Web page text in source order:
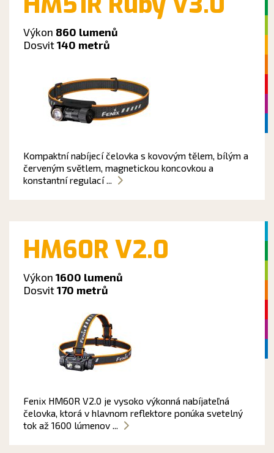
Výkon 860 lumenů
Dosvit140 metrů
Kompaktní nabíjecí čelovka s kovovým tělem, bílým a
červeným světlem, magnetickou koncovkou a
konstantní regulací ...
HM60R V2.0
Výkon 1600 lumenů
Dosvit170 metrů
Fenix HM60R V2.0 je vysoko výkonná nabíjateľná
čelovka, ktorá v hlavnom reflektore ponúka svetelný
tok až 1600 lúmenov ...